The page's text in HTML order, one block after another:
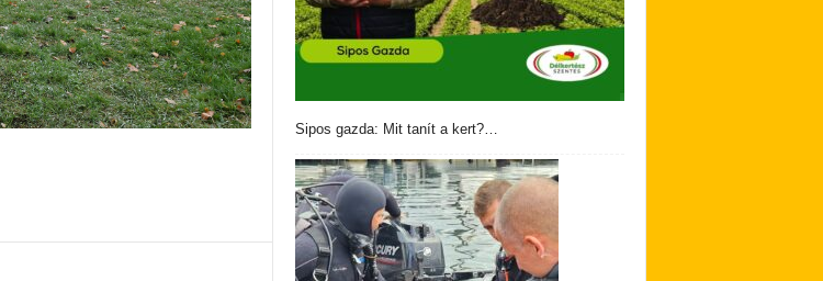
Sipos gazda: Mit tanít a kert?…